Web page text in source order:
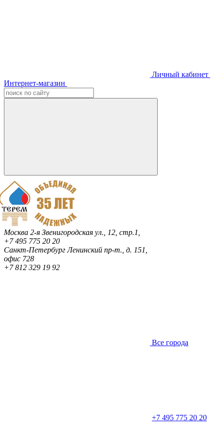
Личный кабинет
Интернет-магазин
Москва 2-я Звенигородская ул., 12, стр.1,
+7 495 775 20 20
Санкт-ПетербургЛенинский пр-т., д. 151,
офис 728
+7 812 329 19 92
Все города
+7 495 775 20 20